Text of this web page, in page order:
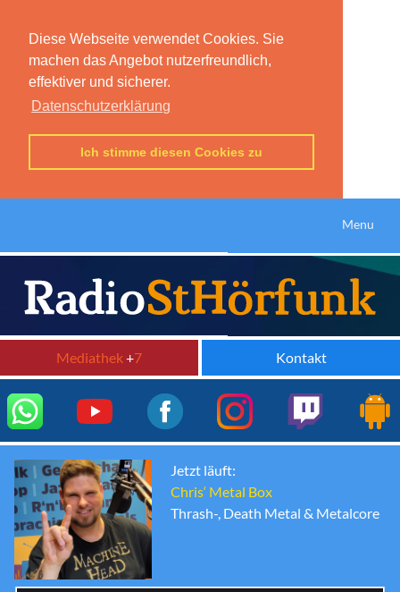
Diese Webseite verwendet Cookies. Sie
machen das Angebot nutzerfreundlich,
effektiver und sicherer.
Datenschutzerklärung
Ich stimme diesen Cookies zu
Menu
Mediathek+7 Kontakt
Jetzt läuft:
Chris‘ Metal Box
Thrash-, Death Metal & Metalcore